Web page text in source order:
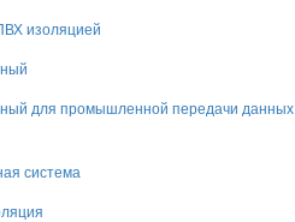
изоляцией
для промышленной передачи данных
система